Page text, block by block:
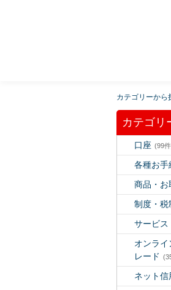
カテゴリーから
カテゴリ
口座 (99
各種お手
商品・お
制度・税
サービス
オンライ
レード
ネット信